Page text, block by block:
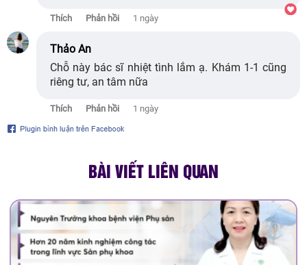
Thích Phản hồi 1 ngày
Thảo An
Chỗ này bác sĩ nhiệt tình lắm ạ. Khám 1-1 cũng
riêng tư, an tâm nữa
Thích Phản hồi 1 ngày
BÀI VIẾT LIÊN QUAN